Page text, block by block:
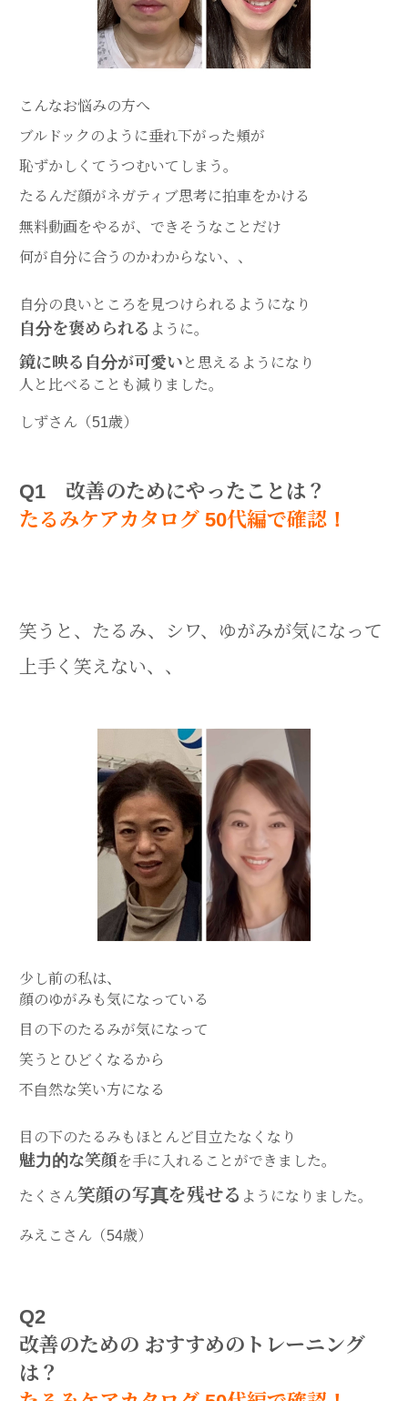
こんなお悩みの方へ
ブルドックのように垂れ下がった頬が
恥ずかしくてうつむいてしまう。
たるんだ顔がネガティブ思考に拍車をかける
無料動画をやるが、できそうなことだけ
何が自分に合うのかわからない、、
自分の良いところを見つけられるようになり
自分を褒められる ように。
鏡に映る自分が可愛い と思えるようになり
人と比べることも減りました。
しずさん（51歳）
Q1 改善のためにやったことは？
たるみケアカタログ 50代編で確認！
笑うと、たるみ、シワ、ゆがみが気になって
上手く笑えない、、
少し前の私は、
顔のゆがみも気になっている
目の下のたるみが気になって
笑うとひどくなるから
不自然な笑い方になる
目の下のたるみもほとんど目立たなくなり
魅力的な笑顔を手に入れることができました。
たくさん笑顔の写真を残せる ようになりました。
みえこさん（54歳）
Q2
改善のための おすすめのトレーニング
は？